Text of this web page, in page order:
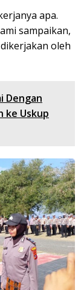
apa.
sampaikan,
oleh
Dengan
ke Uskup